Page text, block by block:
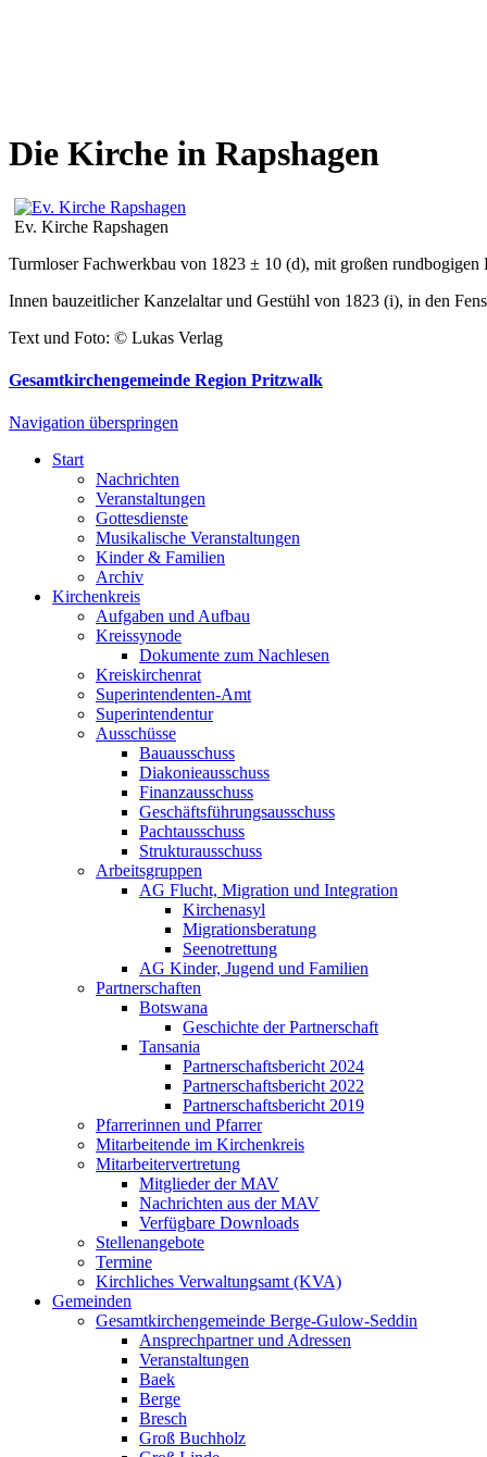
Die Kirche in Rapshagen
Ev. Kirche Rapshagen
Turmloser Fachwerkbau von 1823 ± 10 (d), mit großen
Innen bauzeitlicher Kanzelaltar und Gestühl von 1823 (i), in den
Text und Foto: © Lukas Verlag
Gesamtkirchengemeinde Region Pritzwalk
Navigation überspringen
Start
Nachrichten
Veranstaltungen
Gottesdienste
Musikalische Veranstaltungen
Kinder & Familien
Archiv
Kirchenkreis
Aufgaben und Aufbau
Kreissynode
Dokumente zum Nachlesen
Kreiskirchenrat
Superintendenten-Amt
Superintendentur
Ausschüsse
Bauausschuss
Diakonieausschuss
Finanzausschuss
Geschäftsführungsausschuss
Pachtausschuss
Strukturausschuss
Arbeitsgruppen
AG Flucht, Migration und Integration
Kirchenasyl
Migrationsberatung
Seenotrettung
AG Kinder, Jugend und Familien
Partnerschaften
Botswana
Geschichte der Partnerschaft
Tansania
Partnerschaftsbericht 2024
Partnerschaftsbericht 2022
Partnerschaftsbericht 2019
Pfarrerinnen und Pfarrer
Mitarbeitende im Kirchenkreis
Mitarbeitervertretung
Mitglieder der MAV
Nachrichten aus der MAV
Verfügbare Downloads
Stellenangebote
Termine
Kirchliches Verwaltungsamt (KVA)
Gemeinden
Gesamtkirchengemeinde Berge-Gulow-Seddin
Ansprechpartner und Adressen
Veranstaltungen
Baek
Berge
Bresch
Groß Buchholz